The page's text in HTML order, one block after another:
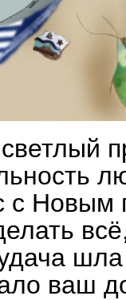
с Новым
шла
ваш